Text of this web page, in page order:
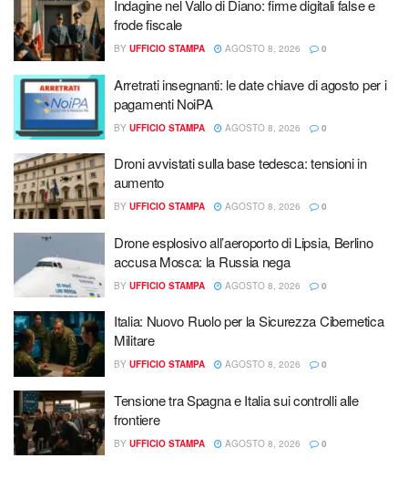
Indagine nel Vallo di Diano: firme digitali false e
frode fiscale
BY UFFICIO STAMPA AGOSTO 8, 2026 0
Arretrati insegnanti: le date chiave di agosto per i
pagamenti NoiPA
BY UFFICIO STAMPA AGOSTO 8, 2026 0
Droni avvistati sulla base tedesca: tensioni in
aumento
BY UFFICIO STAMPA AGOSTO 8, 2026 0
Drone esplosivo all’aeroporto di Lipsia, Berlino
accusa Mosca: la Russia nega
BY UFFICIO STAMPA AGOSTO 8, 2026 0
Italia: Nuovo Ruolo per la Sicurezza Cibernetica
Militare
BY UFFICIO STAMPA AGOSTO 8, 2026 0
Tensione tra Spagna e Italia sui controlli alle
frontiere
BY UFFICIO STAMPA AGOSTO 8, 2026 0